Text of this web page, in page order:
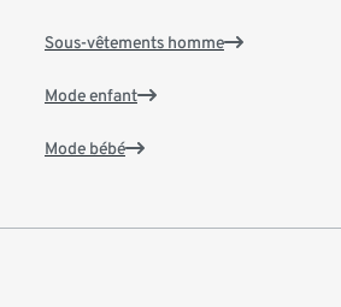
Sous-vêtements homme
Mode enfant
Mode bébé